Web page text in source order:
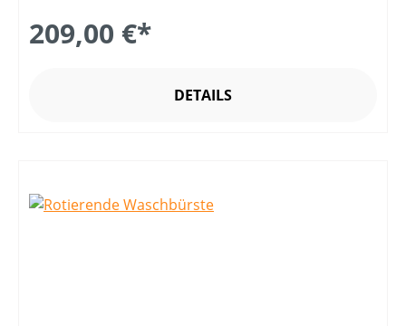
209,00 €*
DETAILS